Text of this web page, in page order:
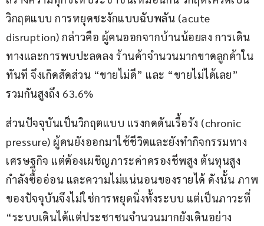
วิกฤตแบบ การหยุดชะงักแบบฉับพลัน (acute
disruption) กล่าวคือ ผู้คนออกจากบ้านน้อยลง การเดิน
ทางและการพบปะลดลง ร้านค้าจำนวนมากขาดลูกค้าใน
ทันที จึงเกิดสัดส่วน “ขายไม่ดี” และ “ขายไม่ได้เลย”
รวมกันสูงถึง 63.6%
ส่วนปัจจุบันเป็นวิกฤตแบบ แรงกดดันเรื้อรัง (chronic
pressure) ผู้คนยังออกมาใช้ชีวิตและยังทำกิจกรรมทาง
เศรษฐกิจ แต่ต้องเผชิญภาระค่าครองชีพสูง ต้นทุนสูง
กำลังซื้ออ่อน และความไม่แน่นอนของรายได้ ดังนั้น ภาพ
ของปัจจุบันจึงไม่ใช่การหยุดนิ่งทั้งระบบ แต่เป็นภาวะที่
“ระบบเดินได้แต่ประชาชนจำนวนมากยังเดินอย่าง